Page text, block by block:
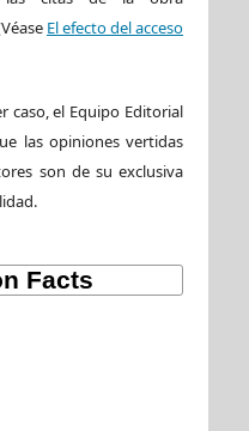
El efecto del acceso
caso, el Equipo Editorial
las opiniones vertidas
son de su exclusiva